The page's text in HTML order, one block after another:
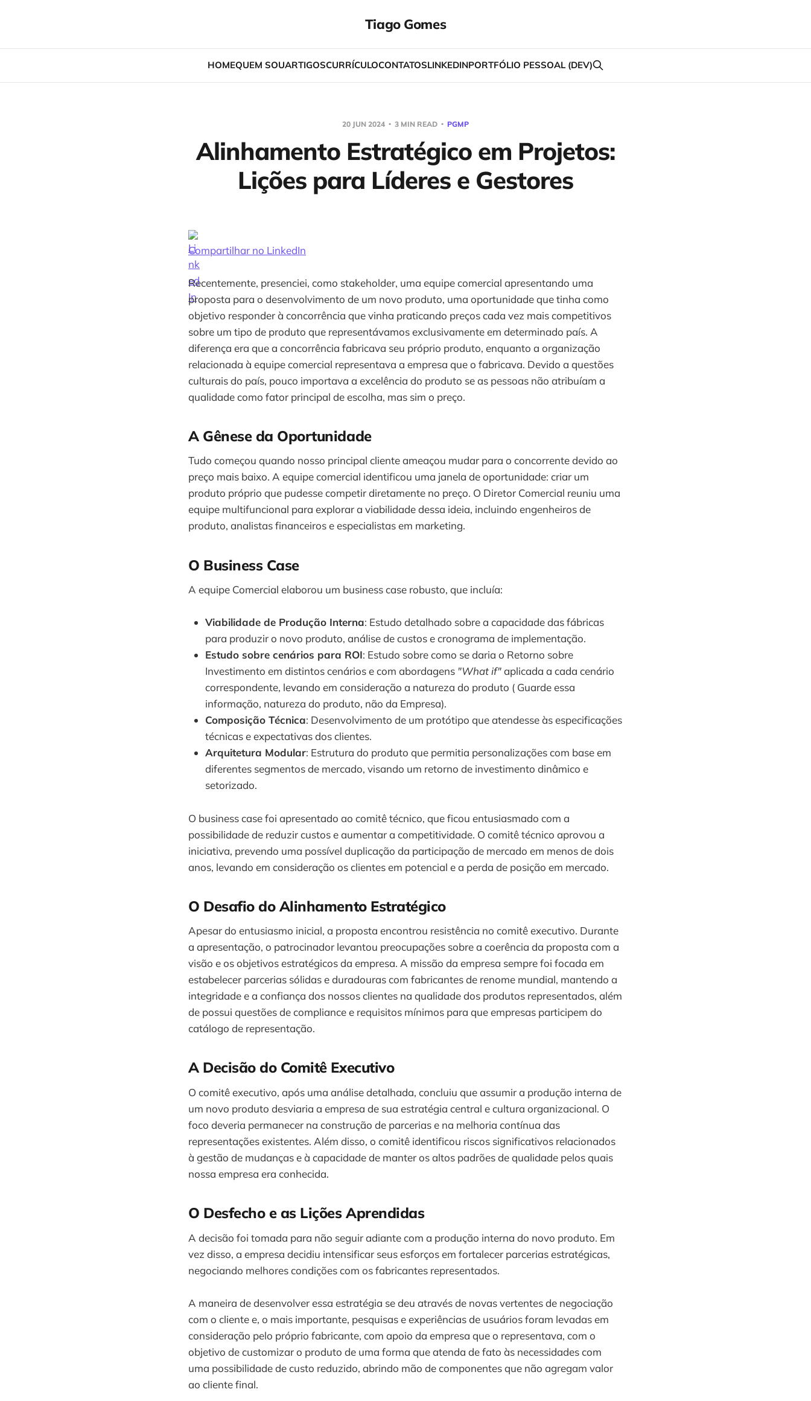
Tiago Gomes
HOMEQUEM SOUARTIGOSCURRÍCULOCONTATOSLINKEDINPORTFÓLIO PESSOAL (DEV)
20 JUN 2024 3 MIN READ PGMP
Alinhamento Estratégico em Projetos:
Lições para Líderes e Gestores
Compartilhar no LinkedIn
Recentemente, presenciei, como stakeholder, uma equipe comercial apresentando uma
proposta para o desenvolvimento de um novo produto, uma oportunidade que tinha como
objetivo responder à concorrência que vinha praticando preços cada vez mais competitivos
sobre um tipo de produto que representávamos exclusivamente em determinado país. A
diferença era que a concorrência fabricava seu próprio produto, enquanto a organização
relacionada à equipe comercial representava a empresa que o fabricava. Devido a questões
culturais do país, pouco importava a excelência do produto se as pessoas não atribuíam a
qualidade como fator principal de escolha, mas sim o preço.
A Gênese da Oportunidade
Tudo começou quando nosso principal cliente ameaçou mudar para o concorrente devido ao
preço mais baixo. A equipe comercial identificou uma janela de oportunidade: criar um
produto próprio que pudesse competir diretamente no preço. O Diretor Comercial reuniu uma
equipe multifuncional para explorar a viabilidade dessa ideia, incluindo engenheiros de
produto, analistas financeiros e especialistas em marketing.
O Business Case
A equipe Comercial elaborou um business case robusto, que incluía:
Viabilidade de Produção Interna: Estudo detalhado sobre a capacidade das fábricas
para produzir o novo produto, análise de custos e cronograma de implementação.
Estudo sobre cenários para ROI: Estudo sobre como se daria o Retorno sobre
Investimento em distintos cenários e com abordagens "What if"aplicada a cada cenário
correspondente, levando em consideração a natureza do produto ( Guarde essa
informação, natureza do produto, não da Empresa).
Composição Técnica: Desenvolvimento de um protótipo que atendesse às especificações
técnicas e expectativas dos clientes.
Arquitetura Modular: Estrutura do produto que permitia personalizações com base em
diferentes segmentos de mercado, visando um retorno de investimento dinâmico e
setorizado.
O business case foi apresentado ao comitê técnico, que ficou entusiasmado com a
possibilidade de reduzir custos e aumentar a competitividade. O comitê técnico aprovou a
iniciativa, prevendo uma possível duplicação da participação de mercado em menos de dois
anos, levando em consideração os clientes em potencial e a perda de posição em mercado.
O Desafio do Alinhamento Estratégico
Apesar do entusiasmo inicial, a proposta encontrou resistência no comitê executivo. Durante
a apresentação, o patrocinador levantou preocupações sobre a coerência da proposta com a
visão e os objetivos estratégicos da empresa. A missão da empresa sempre foi focada em
estabelecer parcerias sólidas e duradouras com fabricantes de renome mundial, mantendo a
integridade e a confiança dos nossos clientes na qualidade dos produtos representados, além
de possui questões de compliance e requisitos mínimos para que empresas participem do
catálogo de representação.
A Decisão do Comitê Executivo
O comitê executivo, após uma análise detalhada, concluiu que assumir a produção interna de
um novo produto desviaria a empresa de sua estratégia central e cultura organizacional. O
foco deveria permanecer na construção de parcerias e na melhoria contínua das
representações existentes. Além disso, o comitê identificou riscos significativos relacionados
à gestão de mudanças e à capacidade de manter os altos padrões de qualidade pelos quais
nossa empresa era conhecida.
O Desfecho e as Lições Aprendidas
A decisão foi tomada para não seguir adiante com a produção interna do novo produto. Em
vez disso, a empresa decidiu intensificar seus esforços em fortalecer parcerias estratégicas,
negociando melhores condições com os fabricantes representados.
A maneira de desenvolver essa estratégia se deu através de novas vertentes de negociação
com o cliente e, o mais importante, pesquisas e experiências de usuários foram levadas em
consideração pelo próprio fabricante, com apoio da empresa que o representava, com o
objetivo de customizar o produto de uma forma que atenda de fato às necessidades com
uma possibilidade de custo reduzido, abrindo mão de componentes que não agregam valor
ao cliente final.